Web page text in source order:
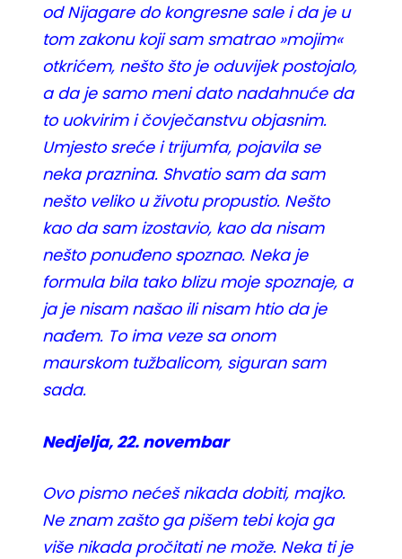
od Nijagare do kongresne sale i da je u
tom zakonu koji sam smatrao »mojim«
otkrićem, nešto što je oduvijek postojalo,
a da je samo meni dato nadahnuće da
to uokvirim i čovječanstvu objasnim.
Umjesto sreće i trijumfa, pojavila se
neka praznina. Shvatio sam da sam
nešto veliko u životu propustio. Nešto
kao da sam izostavio, kao da nisam
nešto ponuđeno spoznao. Neka je
formula bila tako blizu moje spoznaje, a
ja je nisam našao ili nisam htio da je
nađem. To ima veze sa onom
maurskom tužbalicom, siguran sam
sada.
Nedjelja, 22. novembar
Ovo pismo nećeš nikada dobiti, majko.
Ne znam zašto ga pišem tebi koja ga
više nikada pročitati ne može. Neka ti je